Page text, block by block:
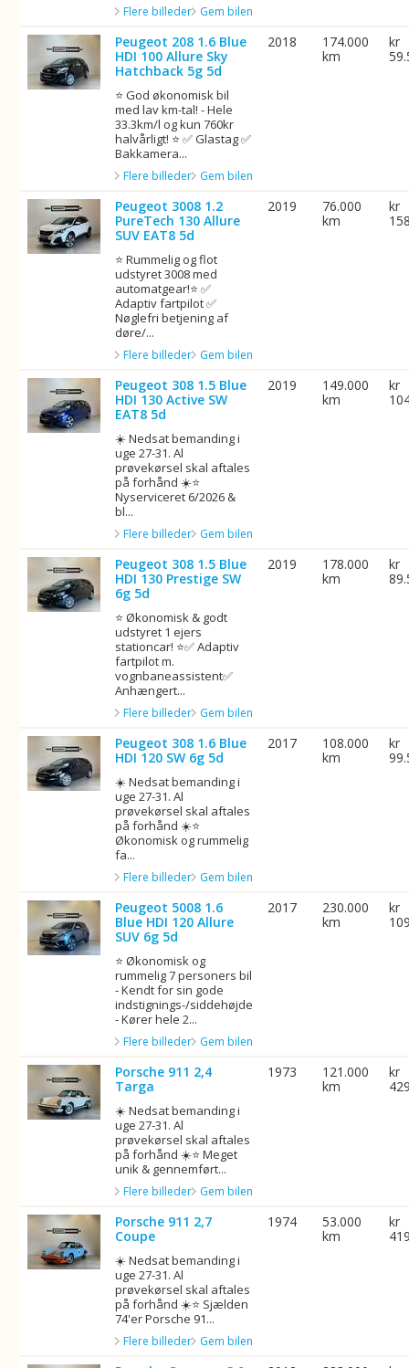
Gem bilen
Flere billeder
Peugeot 208 1.6 Blue
HDI 100 Allure Sky
Hatchback 5g 5d
⭐ God økonomisk bil
med lav km-tal! - Hele
33.3km/l og kun 760kr
halvårligt! ⭐ ✅ Glastag ✅
Bakkamera...
Gem bilen
Flere billeder
2018
174.000
km
kr
Peugeot 3008 1.2
PureTech 130 Allure
SUV EAT8 5d
⭐ Rummelig og flot
udstyret 3008 med
automatgear!⭐ ✅
Adaptiv fartpilot ✅
Nøglefri betjening af
døre/...
Gem bilen
Flere billeder
2019
76.000
km
kr
Peugeot 308 1.5 Blue
HDI 130 Active SW
EAT8 5d
☀️ Nedsat bemanding i
uge 27-31. Al
prøvekørsel skal aftales
på forhånd ☀️⭐
Nyserviceret 6/2026 &
bl...
Gem bilen
Flere billeder
2019
149.000
km
kr
Peugeot 308 1.5 Blue
HDI 130 Prestige SW
6g 5d
⭐ Økonomisk & godt
udstyret 1 ejers
stationcar! ⭐✅ Adaptiv
fartpilot m.
vognbaneassistent✅
Anhængert...
Gem bilen
Flere billeder
2019
178.000
km
kr
Peugeot 308 1.6 Blue
HDI 120 SW 6g 5d
☀️ Nedsat bemanding i
uge 27-31. Al
prøvekørsel skal aftales
på forhånd ☀️⭐
Økonomisk og rummelig
fa...
Gem bilen
Flere billeder
2017
108.000
km
kr
Peugeot 5008 1.6
Blue HDI 120 Allure
SUV 6g 5d
⭐ Økonomisk og
rummelig 7 personers bil
- Kendt for sin gode
indstignings-/siddehøjde
- Kører hele 2...
Gem bilen
Flere billeder
2017
230.000
km
kr
Porsche 911 2,4
Targa
☀️ Nedsat bemanding i
uge 27-31. Al
prøvekørsel skal aftales
på forhånd ☀️⭐️ Meget
unik & gennemført...
Gem bilen
Flere billeder
1973
121.000
km
kr
Porsche 911 2,7
Coupe
☀️ Nedsat bemanding i
uge 27-31. Al
prøvekørsel skal aftales
på forhånd ☀️⭐ Sjælden
74'er Porsche 91...
Gem bilen
Flere billeder
1974
53.000
km
kr